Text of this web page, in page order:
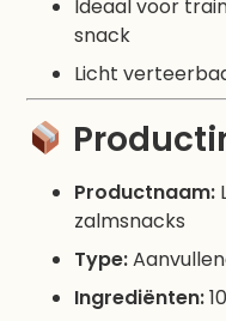
Ideaal voor
snack
Licht
Productnaam:
zalmsnacks
Type:
Ingrediënten: